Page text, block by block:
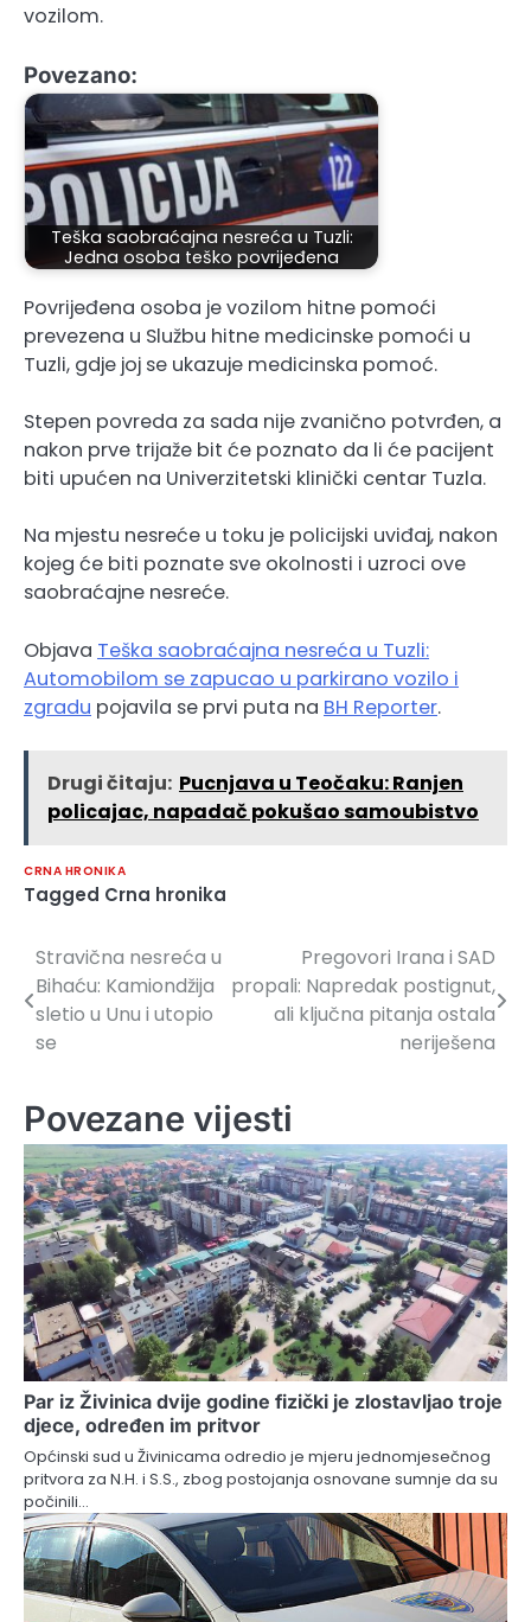
vozilom.
Povezano:
Teška saobraćajna nesreća u Tuzli:
Jedna osoba teško povrijeđena
Povrijeđena osoba je vozilom hitne pomoći
prevezena u Službu hitne medicinske pomoći u
Tuzli, gdje joj se ukazuje medicinska pomoć.
Stepen povreda za sada nije zvanično potvrđen, a
nakon prve trijaže bit će poznato da li će pacijent
biti upućen na Univerzitetski klinički centar Tuzla.
Na mjestu nesreće u toku je policijski uviđaj, nakon
kojeg će biti poznate sve okolnosti i uzroci ove
saobraćajne nesreće.
Objava Teška saobraćajna nesreća u Tuzli:
Automobilom se zapucao u parkirano vozilo i
zgradu pojavila se prvi puta na BH Reporter.
Drugi čitaju: Pucnjava u Teočaku: Ranjen
policajac, napadač pokušao samoubistvo
CRNA HRONIKA
Tagged Crna hronika
Navigacija
članaka
Stravična nesreća u
Bihaću: Kamiondžija
sletio u Unu i utopio
se
Pregovori Irana i SAD
propali: Napredak postignut,
ali ključna pitanja ostala
neriješena
Povezane vijesti
Par iz Živinica dvije godine fizički je zlostavljao troje
djece, određen im pritvor
Općinski sud u Živinicama odredio je mjeru jednomjesečnog
pritvora za N.H. i S.S., zbog postojanja osnovane sumnje da su
počinili…